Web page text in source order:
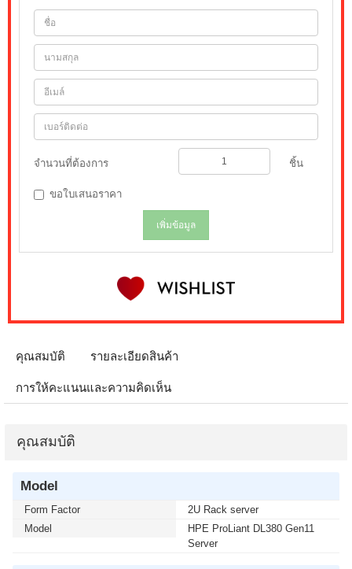
จำนวนที่ต้องการ ชิ้น
ขอใบเสนอราคา
เพิ่มข้อมูล
คุณสมบัติ รายละเอียดสินค้า
การให้คะแนนและความคิดเห็น
คุณสมบัติ
Model
Form Factor
2U Rack server
Model
HPE ProLiant DL380 Gen11
Server